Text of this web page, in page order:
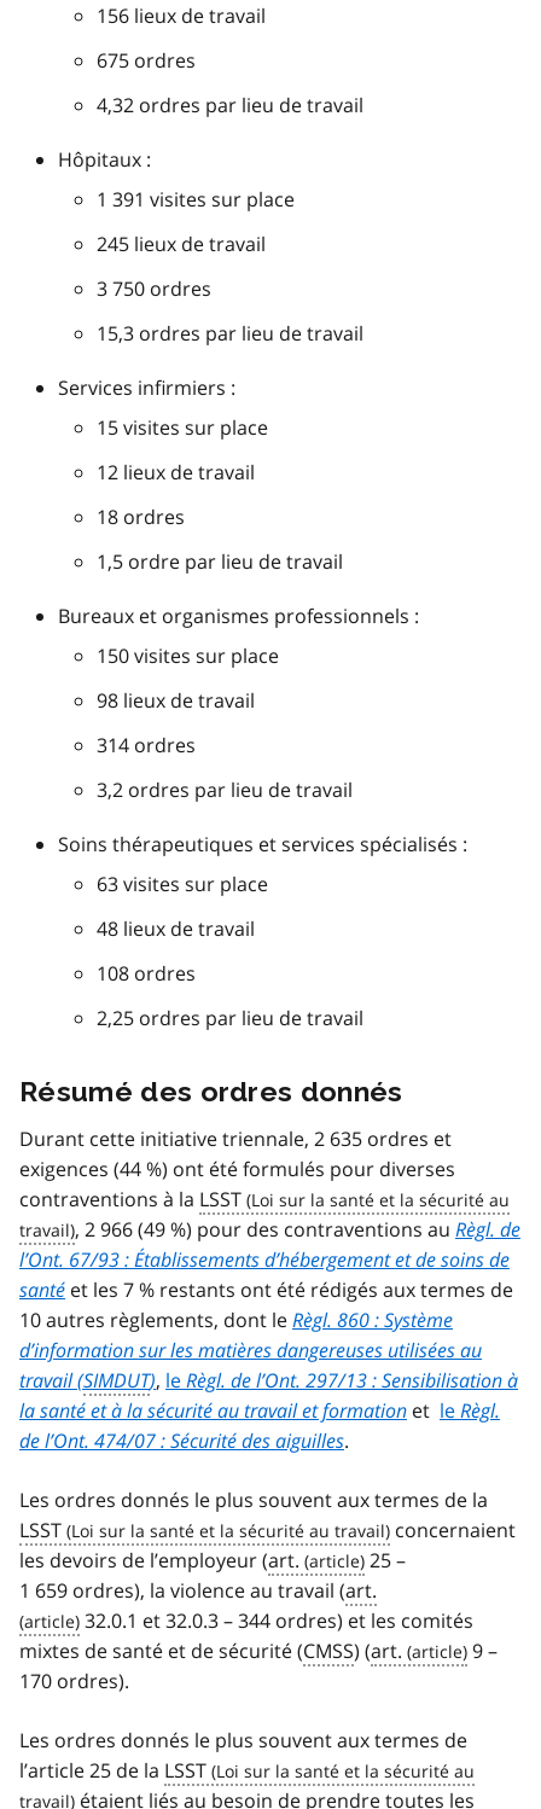
156 lieux de travail
675 ordres
4,32 ordres par lieu de travail
Hôpitaux :
1 391 visites sur place
245 lieux de travail
3 750 ordres
15,3 ordres par lieu de travail
Services infirmiers :
15 visites sur place
12 lieux de travail
18 ordres
1,5 ordre par lieu de travail
Bureaux et organismes professionnels :
150 visites sur place
98 lieux de travail
314 ordres
3,2 ordres par lieu de travail
Soins thérapeutiques et services spécialisés :
63 visites sur place
48 lieux de travail
108 ordres
2,25 ordres par lieu de travail
Résumé des ordres donnés
Durant cette initiative triennale, 2 635 ordres et
exigences (44 %) ont été formulés pour diverses
contraventions à la LSST
, 2 966 (49 %) pour des contraventions au Règl. de
l’Ont. 67/93 : Établissements d’hébergement et de soins de
santé et les 7 % restants ont été rédigés aux termes de
10 autres règlements, dont leRègl. 860 : Système
d’information sur les matières dangereuses utilisées au
travail (SIMDUT), leRègl. de l’Ont. 297/13 : Sensibilisation à
la santé et à la sécurité au travail et formation et leRègl.
de l’Ont. 474/07 : Sécurité des aiguilles.
Les ordres donnés le plus souvent aux termes de la
LSST
concernaient
les devoirs de l’employeur (art.
25 –
1 659 ordres), la violence au travail (art.
32.0.1 et 32.0.3 – 344 ordres) et les comités
mixtes de santé et de sécurité (CMSS) (art.
9 –
170 ordres).
Les ordres donnés le plus souvent aux termes de
l’article 25 de la LSST
étaient liés au besoin de prendre toutes les